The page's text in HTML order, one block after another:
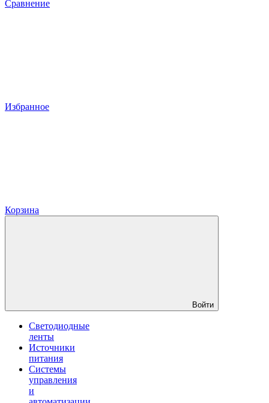
Сравнение
Избранное
Корзина
Войти
Светодиодные
ленты
Источники
питания
Системы
управления
и